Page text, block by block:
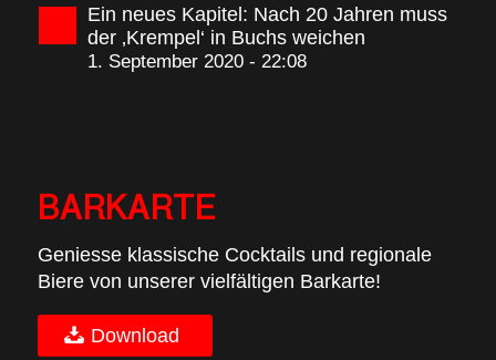
Ein neues Kapitel: Nach 20 Jahren muss
der ‚Krempel‘ in Buchs weichen
1. September 2020 - 22:08
BARKARTE
Geniesse klassische Cocktails und regionale
Biere von unserer vielfältigen Barkarte!
Download